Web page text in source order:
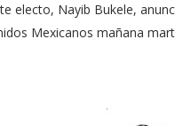
electo, Nayib Bukele,
Mexicanos mañana